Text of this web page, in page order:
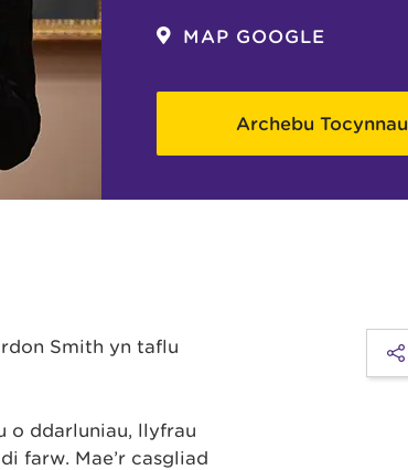
MAP GOOGLE
Archebu Tocynnau
Smith yn taflu
o ddarluniau, llyfrau
farw. Mae’r casgliad